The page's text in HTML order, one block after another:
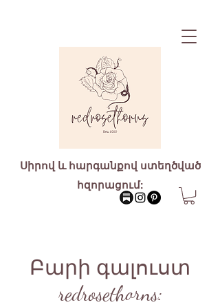
Սիրով և հարգանքով ստեղծված
հզորացում:
Բարի գալուստ
redrosethorns: